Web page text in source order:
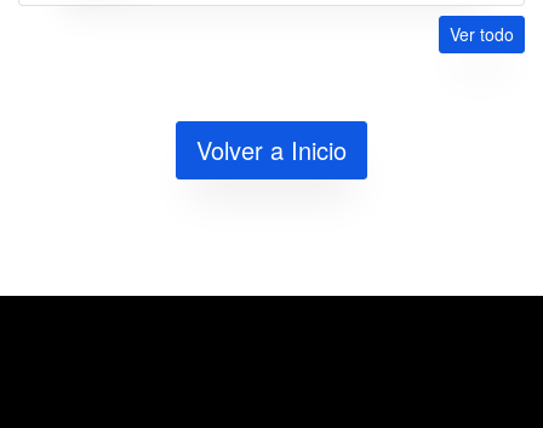
Ver todo
Volver a Inicio